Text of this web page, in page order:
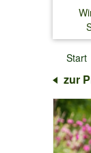
↓
Start
zur